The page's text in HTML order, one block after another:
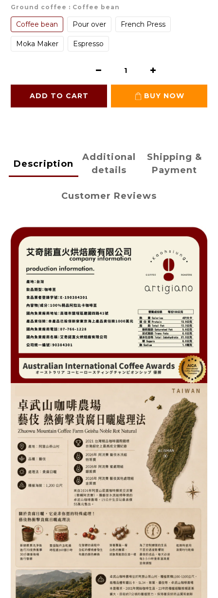
Ground coffee : Coffee bean
Coffee bean Pour over French Press
Moka Maker Espresso
ADD TO CART BUY NOW
Description
Additional
details
Shipping &
Payment
Customer Reviews